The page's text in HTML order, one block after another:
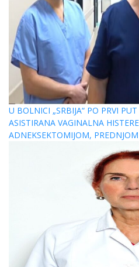
U BOLNICI „SRBIJA“ PO PRVI
ASISTIRANA VAGINALNA
ADNEKSEKTOMIJOM,